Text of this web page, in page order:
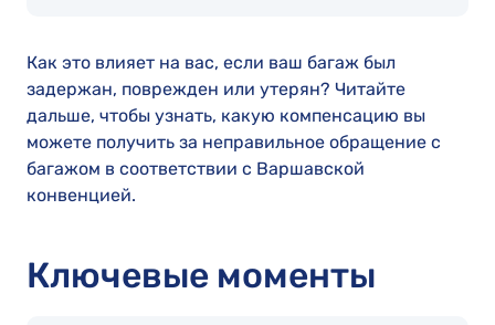
Как это влияет на вас, если ваш багаж был
задержан, поврежден или утерян? Читайте
дальше, чтобы узнать, какую компенсацию вы
можете получить за неправильное обращение с
багажом в соответствии с Варшавской
конвенцией.
Ключевые моменты